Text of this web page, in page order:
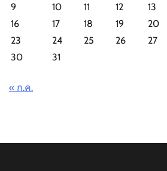
9
10 11 12 13
16
17 18 19 20
23
24 25 26 27
30
31
« ก.ค.